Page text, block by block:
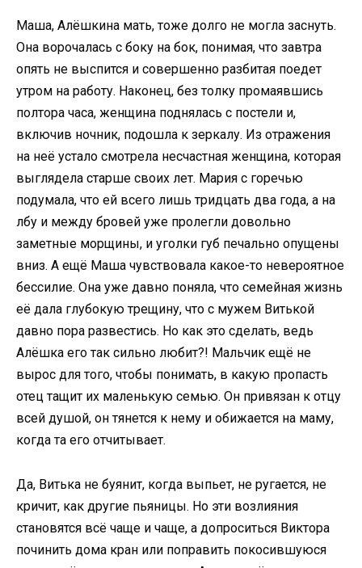
Маша, Алёшкина мать, тоже долго не могла заснуть.
Она ворочалась с боку на бок, понимая, что завтра
опять не выспится и совершенно разбитая поедет
утром на работу. Наконец, без толку промаявшись
полтора часа, женщина поднялась с постели и,
включив ночник, подошла к зеркалу. Из отражения
на неё устало смотрела несчастная женщина, которая
выглядела старше своих лет. Мария с горечью
подумала, что ей всего лишь тридцать два года, а на
лбу и между бровей уже пролегли довольно
заметные морщины, и уголки губ печально опущены
вниз. А ещё Маша чувствовала какое-то невероятное
бессилие. Она уже давно поняла, что семейная жизнь
её дала глубокую трещину, что с мужем Витькой
давно пора развестись. Но как это сделать, ведь
Алёшка его так сильно любит?! Мальчик ещё не
вырос для того, чтобы понимать, в какую пропасть
отец тащит их маленькую семью. Он привязан к отцу
всей душой, он тянется к нему и обижается на маму,
когда та его отчитывает.
Да, Витька не буянит, когда выпьет, не ругается, не
кричит, как другие пьяницы. Но эти возлияния
становятся всё чаще и чаще, а допроситься Виктора
починить дома кран или поправить покосившуюся